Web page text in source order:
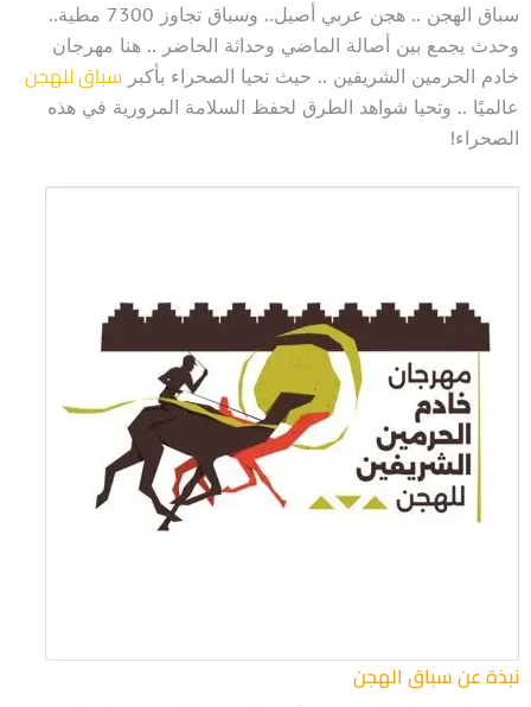
سباق الهجن .. هجن عربي أصيل.. وسباق تجاوز 7300 مطية..
وحدث يجمع بين أصالة الماضي وحداثة الحاضر .. هنا مهرجان
خادم الحرمين الشريفين .. حيث تحيا الصحراء بأكبر سباق للهجن
عالميًا .. وتحيا شواهد الطرق لحفظ السلامة المرورية في هذه
الصحراء!
نبذة عن سباق الهجن